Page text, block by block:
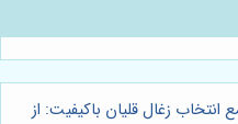
انتخاب زغال قلیان باکیفیت: از